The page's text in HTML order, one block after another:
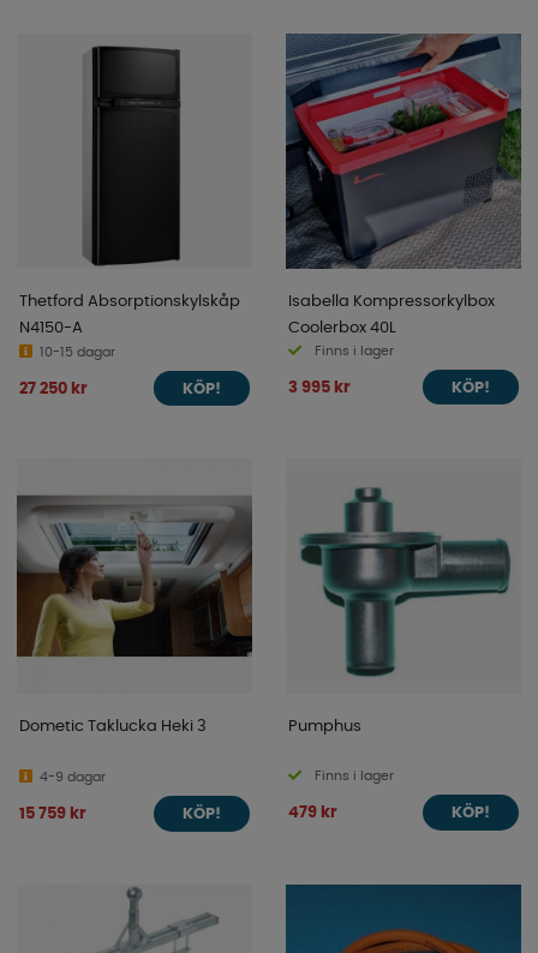
Thetford Absorptionskylskåp
N4150-A
10-15 dagar
27 250 kr KÖP!
Isabella Kompressorkylbox
Coolerbox 40L
Finns i lager
3 995 kr KÖP!
Dometic Taklucka Heki 3
4-9 dagar
15 759 kr KÖP!
Pumphus
Finns i lager
479 kr KÖP!